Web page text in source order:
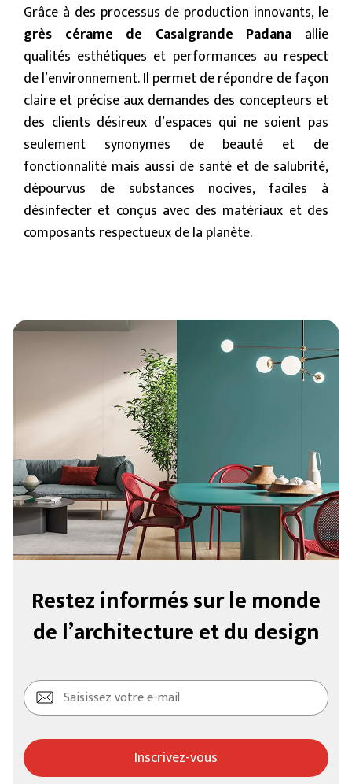
Grâce à des processus de production innovants, le
grès cérame de Casalgrande Padana allie
qualités esthétiques et performances au respect
de l’environnement. Il permet de répondre de façon
claire et précise aux demandes des concepteurs et
des clients désireux d’espaces qui ne soient pas
seulement synonymes de beauté et de
fonctionnalité mais aussi de santé et de salubrité,
dépourvus de substances nocives, faciles à
désinfecter et conçus avec des matériaux et des
composants respectueux de la planète.
Restez informés sur le monde
de l’architecture et du design
Inscrivez-vous